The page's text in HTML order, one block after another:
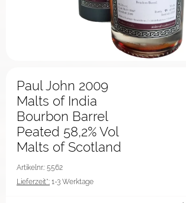
Paul John 2009
Malts of India
Bourbon Barrel
Peated 58,2% Vol
Malts of Scotland
Artikelnr.: 5562
Lieferzeit*: 1-3 Werktage